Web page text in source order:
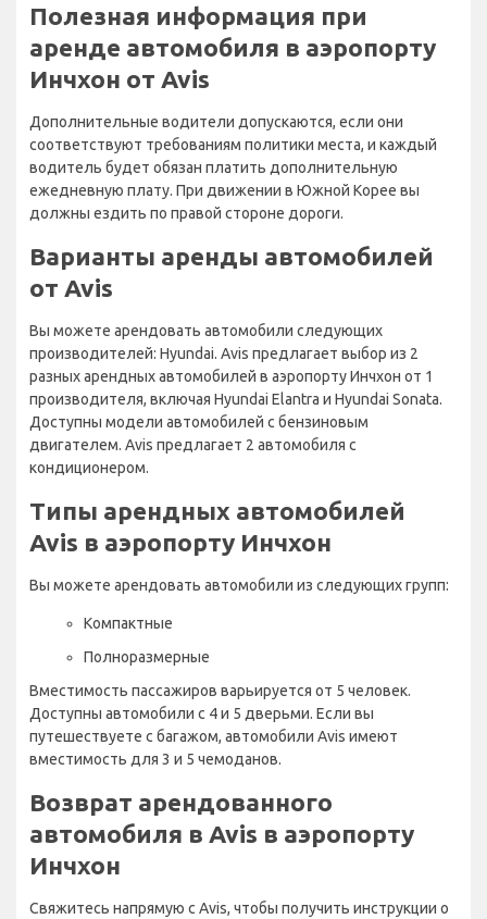
Полезная информация при
аренде автомобиля в аэропорту
Инчхон от Avis
Дополнительные водители допускаются, если они
соответствуют требованиям политики места, и каждый
водитель будет обязан платить дополнительную
ежедневную плату. При движении в Южной Корее вы
должны ездить по правой стороне дороги.
Варианты аренды автомобилей
от Avis
Вы можете арендовать автомобили следующих
производителей: Hyundai. Avis предлагает выбор из 2
разных арендных автомобилей в аэропорту Инчхон от 1
производителя, включая Hyundai Elantra и Hyundai Sonata.
Доступны модели автомобилей с бензиновым
двигателем. Avis предлагает 2 автомобиля с
кондиционером.
Типы арендных автомобилей
Avis в аэропорту Инчхон
Вы можете арендовать автомобили из следующих групп:
Компактные
Полноразмерные
Вместимость пассажиров варьируется от 5 человек.
Доступны автомобили с 4 и 5 дверьми. Если вы
путешествуете с багажом, автомобили Avis имеют
вместимость для 3 и 5 чемоданов.
Возврат арендованного
автомобиля в Avis в аэропорту
Инчхон
Свяжитесь напрямую с Avis, чтобы получить инструкции о